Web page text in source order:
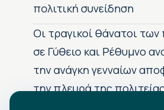
πολιτική συνείδηση
Οι τραγικοί θάνατοι
σε Γύθειο και Ρέθυμνο
την ανάγκη γενναίων
την πλευρά της